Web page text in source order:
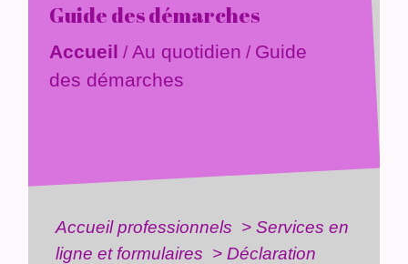
Guide des démarches
Accueil / Au quotidien / Guide
des démarches
Accueil professionnels > Services en
ligne et formulaires > Déclaration